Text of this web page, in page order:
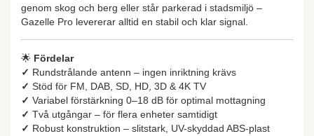
genom skog och berg eller står parkerad i stadsmiljö –
Gazelle Pro levererar alltid en stabil och klar signal.
🌟 Fördelar
✓ Rundstrålande antenn – ingen inriktning krävs
✓ Stöd för FM, DAB, SD, HD, 3D & 4K TV
✓ Variabel förstärkning 0–18 dB för optimal mottagning
✓ Två utgångar – för flera enheter samtidigt
✓ Robust konstruktion – slitstark, UV-skyddad ABS-plast